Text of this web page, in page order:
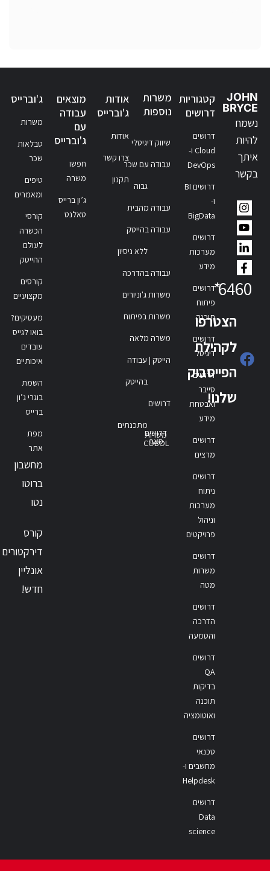
JOHN
BRYCE
נשמח
להיות
איתך
בקשר
6460
*
הצטרפו
לקהילת
הפייסבוק
שלנו!
קטגוריות
דרושים
דרושים
Cloud ו-
DevOps
דרושים BI
ו-
BigData
דרושים
מערכות
מידע
דרושים
פיתוח
תוכנה
דרושים
דיגיטל
דרושים
סייבר
ואבטחת
מידע
דרושים
מרצים
דרושים
ניתוח
מערכות
וניהול
פרויקטים
דרושים
משרות
מטה
דרושים
הדרכה
והטמעה
דרושים
QA
בדיקות
תוכנה
ואוטומציה
דרושים
טכנאי
מחשבים ו-
Helpdesk
דרושים
Data
science
משרות
נוספות
שיווק דיגיטלי
עבודה עם שכר
גבוה
עבודה מהבית
עבודה בהייטק
ללא ניסיון
עבודה בהדרכה
משרות ג'וניורים
משרות בפיתוח
משרה מלאה
הייטק | עבודה
בהייטק
דרושים
מתכנתים
דרושים
סאפ
משרות
COBOL
אודות
ג'וברייס
אודות
צרו קשר
תקנון
מוצאים
עבודה
עם
ג'וברייס
חפשו
משרה
ג’ון ברייס
טאלנט
ג'וברייס
משרות
טבלאות
שכר
טיפים
ומאמרים
קורסי
הכשרה
לעולם
ההייטק
קורסים
מקצועיים
מעסיקים?
בואו לגייס
עובדים
איכותיים
השמת
בוגרי ג’ון
ברייס
מפת
אתר
מחשבון
ברוטו
נטו
קורס
דירקטורים
אונליין
חדש!